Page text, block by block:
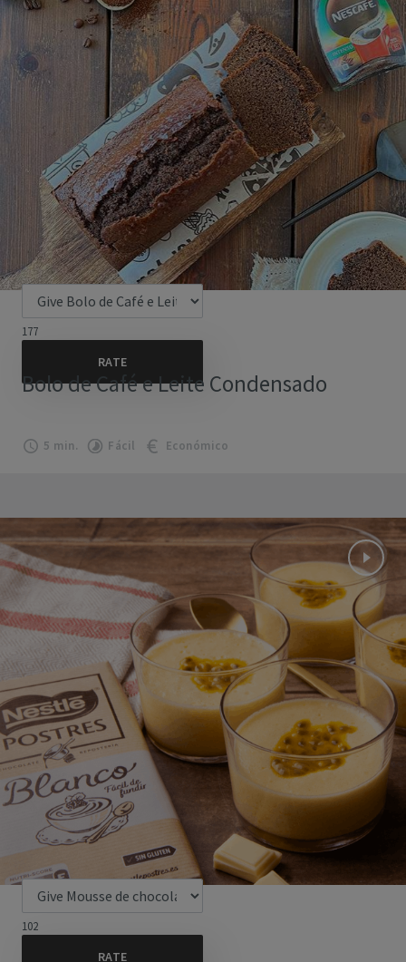
177
Bolo de Café e Leite Condensado
5 min. Fácil Económico
102